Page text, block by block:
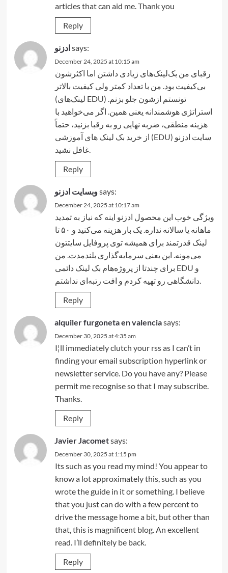
articles that can aid me. Thank you
Reply
ادزنوsays:
December 24, 2025 at 10:15 am
رقبای من بک‌لینک‌های زیادی داشتن اما اکثرشون
بی‌کیفیت بود. من با تعداد کمتر ولی کیفیت بالاتر
(لینک‌های EDU) تونستم ازشون جلو بزنم.
استراتژی هوشمندانه یعنی همین. اگر می‌خواهید با
هزینه منطقی، ضربه نهایی رو به رقبا بزنید، حتماً
از خرید بک لینک های آموزشی (EDU)
غافل نشید.
Reply
وبسایت ادزنوsays:
December 24, 2025 at 10:17 am
ویژگی خوب این محصول ادزنو اینه که نیاز به تمدید
ماهانه یا سالانه نداره. یک بار هزینه می‌کنید و ۵۰ تا
لینک قدرتمند برای همیشه توی پروفایل سایتتون
می‌مونه. این یعنی سرمایه‌گذاری بلندمدت. من
برای چندتا از پروژه‌هام بک لینک دائمی EDU و
دانشگاهیرو تهیه کردم و افت رتبه‌ای نداشتم.
Reply
alquiler furgoneta en valenciasays:
December 30, 2025 at 4:35 am
I¦ll immediately clutch your rss as I can’t in
finding your email subscription hyperlink or
newsletter service. Do you have any? Please
permit me recognise so that I may subscribe.
Thanks.
Reply
Javier Jacometsays:
December 30, 2025 at 1:15 pm
Its such as you read my mind! You appear to
know a lot approximately this, such as you
wrote the guide in it or something. I believe
that you just can do with a few percent to
drive the message home a bit, but other than
that, this is magnificent blog. An excellent
read. I’ll definitely be back.
Reply